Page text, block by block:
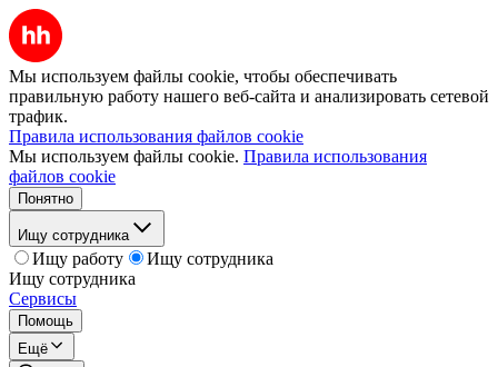
Мы используем файлы cookie, чтобы обеспечивать
правильную работу нашего веб-сайта и анализировать сетевой
трафик.
Правила использования файлов cookie
Мы используем файлы cookie. Правила использования
файлов cookie
Понятно
Ищу сотрудника
Ищу работу
Ищу сотрудника
Ищу сотрудника
Сервисы
Помощь
Ещё